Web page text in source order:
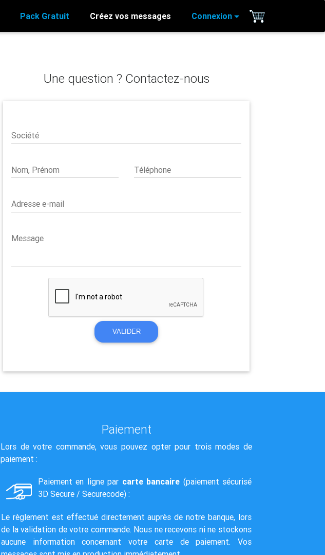
Pack Gratuit Créez vos messages Connexion
Une question ? Contactez-nous
Société
Nom, Prénom Téléphone
Adresse e-mail
Message
VALIDER
Paiement
Lors de votre commande, vous pouvez opter pour trois modes de
paiement :
Paiement en ligne par carte bancaire (paiement sécurisé
3D Secure / Securecode) :
Le règlement est effectué directement auprès de notre banque, lors
de la validation de votre commande. Nous ne recevons ni ne stockons
aucune information concernant votre carte de paiement. Vos